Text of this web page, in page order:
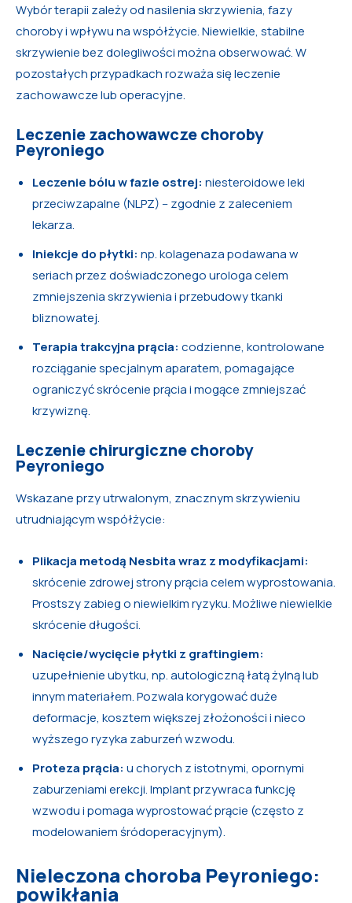
Wybór terapii zależy od nasilenia skrzywienia, fazy
choroby i wpływu na współżycie. Niewielkie, stabilne
skrzywienie bez dolegliwości można obserwować. W
pozostałych przypadkach rozważa się leczenie
zachowawcze lub operacyjne.
Leczenie zachowawcze choroby
Peyroniego
Leczenie bólu w fazie ostrej: niesteroidowe leki
przeciwzapalne (NLPZ) – zgodnie z zaleceniem
lekarza.
Iniekcje do płytki: np. kolagenaza podawana w
seriach przez doświadczonego urologa celem
zmniejszenia skrzywienia i przebudowy tkanki
bliznowatej.
Terapia trakcyjna prącia: codzienne, kontrolowane
rozciąganie specjalnym aparatem, pomagające
ograniczyć skrócenie prącia i mogące zmniejszać
krzywiznę.
Leczenie chirurgiczne choroby
Peyroniego
Wskazane przy utrwalonym, znacznym skrzywieniu
utrudniającym współżycie:
Plikacja metodą Nesbita wraz z modyfikacjami:
skrócenie zdrowej strony prącia celem wyprostowania.
Prostszy zabieg o niewielkim ryzyku. Możliwe niewielkie
skrócenie długości.
Nacięcie/wycięcie płytki z graftingiem:
uzupełnienie ubytku, np. autologiczną łatą żylną lub
innym materiałem. Pozwala korygować duże
deformacje, kosztem większej złożoności i nieco
wyższego ryzyka zaburzeń wzwodu.
Proteza prącia: u chorych z istotnymi, opornymi
zaburzeniami erekcji. Implant przywraca funkcję
wzwodu i pomaga wyprostować prącie (często z
modelowaniem śródoperacyjnym).
Nieleczona choroba Peyroniego:
powikłania